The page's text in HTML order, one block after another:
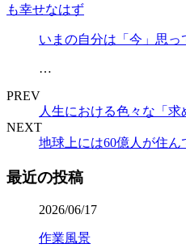
いまの自分は「今」思
…
PREV
人生における色々な「求
NEXT
地球上には60億人が住ん
最近の投稿
2026/06/17
作業風景